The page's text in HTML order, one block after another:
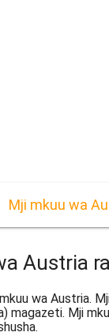
Mji mkuu wa
Austria
wa Austria.
magazeti. Mji